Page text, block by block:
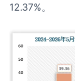
12.37%。